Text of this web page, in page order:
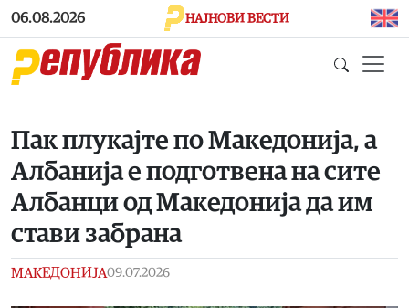
Skip to main content
06.08.2026 НАЈНОВИ ВЕСТИ
Пак плукајте по Македонија, а
Албанија е подготвена на сите
Албанци од Македонија да им
стави забрана
МАКЕДОНИЈА09.07.2026